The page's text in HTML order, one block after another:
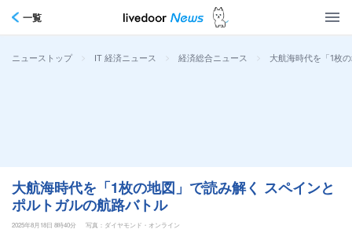
一覧
ニューストップ > IT 経済ニュース > 経済総合ニュース > 大航海時代を「1枚
大航海時代を「1枚の地図」で読み解く スペインと
ポルトガルの航路バトル
2025年8月18日 8時40分 写真：ダイヤモンド・オンライン